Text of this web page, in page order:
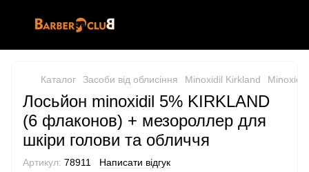
Каталог Засоби від облисіння Minoxidil Kirkland Minoxidil
Лосьйон minoxidil 5% KIRKLAND
(6 флаконов) + мезороллер для
шкіри голови та обличчя
Артикул: 78911 Написати відгук